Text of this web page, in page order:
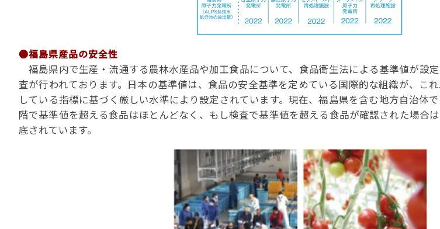
●福島県産品の安全性
福島県内で生産・流通する農林水産品や加工食品について、食品衛生法による基準値が設
査が行われております。日本の基準値は、食品の安全基準を定めている国際的な組織が、こ
している指標に基づく厳しい水準により設定されています。現在、福島県を含む地方自治体
階で基準値を超える食品はほとんどなく、もし検査で基準値を超える食品が確認された場合
底されています。